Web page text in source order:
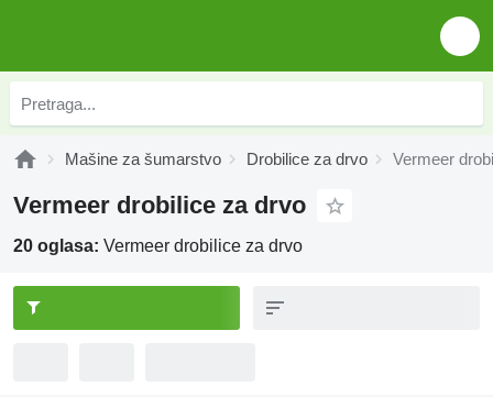
Mašine za šumarstvo Drobilice za drvo Vermeer
Vermeer drobilice za drvo
20 oglasa: Vermeer drobilice za drvo